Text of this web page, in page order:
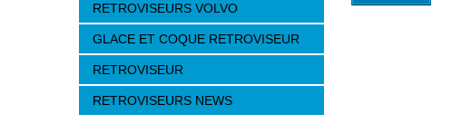
RETROVISEURS VOLVO
GLACE ET COQUE RETROVISEUR
RETROVISEUR
RETROVISEURS NEWS